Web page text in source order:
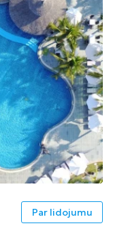
Par lidojumu